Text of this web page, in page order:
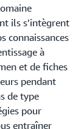
ils s’intègrent
connaissances
à
et de fiches
pendant
de type
pour
entraîner